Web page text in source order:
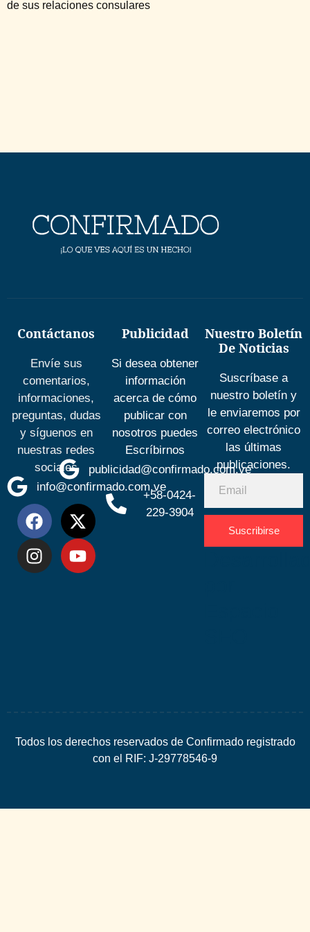
de sus relaciones consulares
Contáctanos
Envíe sus
comentarios,
informaciones,
preguntas, dudas
y síguenos en
nuestras redes
sociales
info@confirmado.com.ve
Publicidad
Si desea obtener
información
acerca de cómo
publicar con
nosotros puedes
Escríbirnos
publicidad@confirmado.com.ve
+58-0424-
229-3904
Nuestro Boletín
De Noticias
Suscríbase a
nuestro boletín y
le enviaremos por
correo electrónico
las últimas
publicaciones.
Suscribirse
Todos los derechos reservados de Confirmado registrado
con el RIF: J-29778546-9